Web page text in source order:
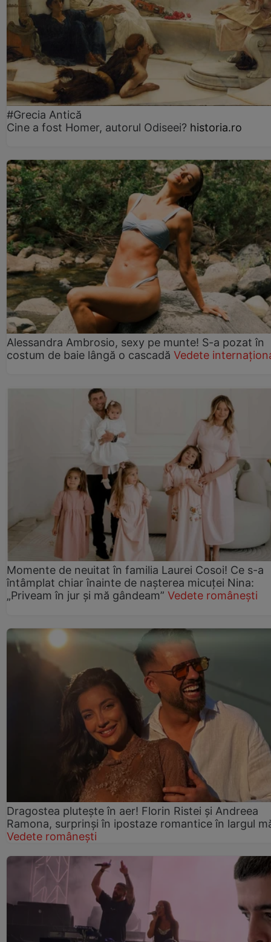
#Grecia Antică
Cine a fost Homer, autorul Odiseei? historia.ro
Alessandra Ambrosio, sexy pe munte! S-a pozat în
costum de baie lângă o cascadă Vedete
Momente de neuitat în familia Laurei Cosoi! Ce s-a
întâmplat chiar înainte de nașterea micuței Nina:
„Priveam în jur și mă gândeam” Vedete românești
Dragostea plutește în aer! Florin Ristei și Andreea
Ramona, surprinși în ipostaze romantice în largul
Vedete românești